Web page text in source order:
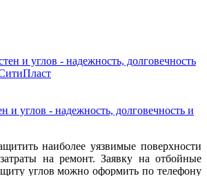
и углов - надежность, долговечность и
наиболее уязвимые поверхности
на ремонт. Заявку на отбойные
углов можно оформить по телефону